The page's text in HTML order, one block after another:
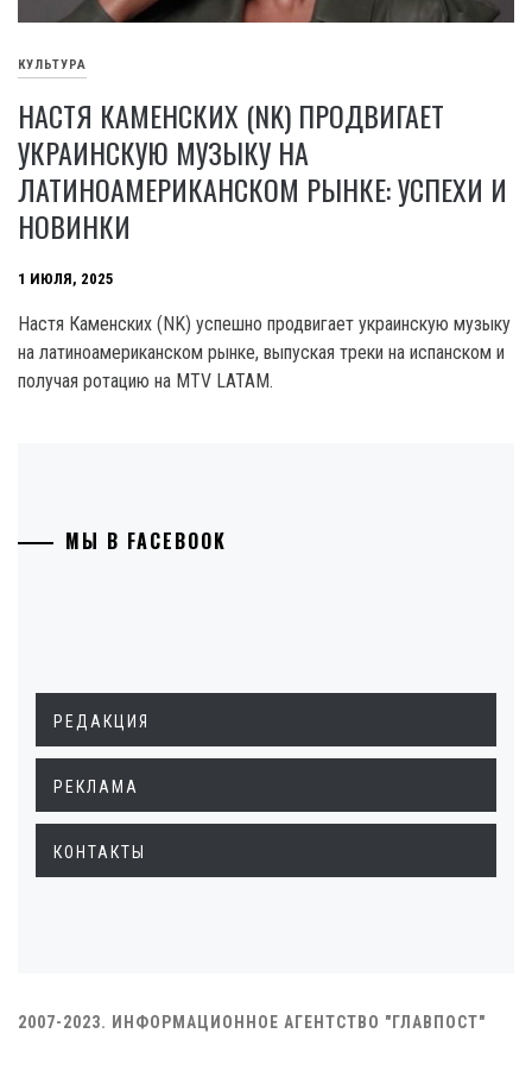
КУЛЬТУРА
НАСТЯ КАМЕНСКИХ (NK) ПРОДВИГАЕТ
УКРАИНСКУЮ МУЗЫКУ НА
ЛАТИНОАМЕРИКАНСКОМ РЫНКЕ: УСПЕХИ И
НОВИНКИ
1 ИЮЛЯ, 2025
Настя Каменских (NK) успешно продвигает украинскую музыку
на латиноамериканском рынке, выпуская треки на испанском и
получая ротацию на MTV LATAM.
МЫ В FACEBOOK
РЕДАКЦИЯ
РЕКЛАМА
КОНТАКТЫ
2007-2023. ИНФОРМАЦИОННОЕ АГЕНТСТВО "ГЛАВПОСТ"